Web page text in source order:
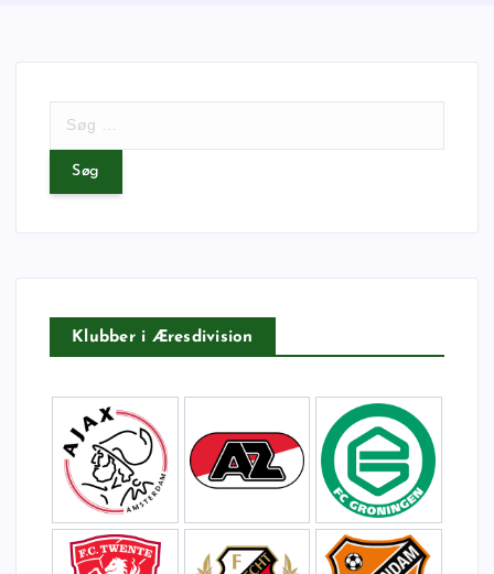
:
Klubber i Æresdivision